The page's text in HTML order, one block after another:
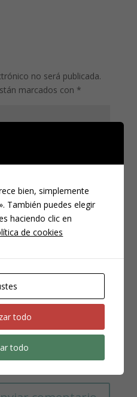
no será publicada.
marcados con *
electrónico y web en
bien, simplemente
También puedes elegir
haciendo clic en
de cookies
todo
todo